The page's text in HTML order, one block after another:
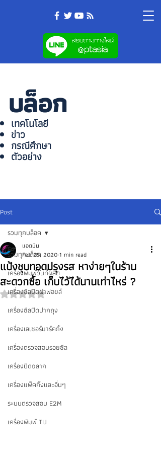
บล็อก
เทคโนโลยี
ข่าว
กรณีศึกษา
ตัวอย่าง
Post
รวมทุกบล็อค
เครื่องพิมพ์วันที่ผลิต
เครื่องซีลปิดฝาฟอยล์
เครื่องซีลปิดปากถุง
เครื่องเลเซอร์มาร์คกิ้ง
เครื่องตรวจสอบรอยซีล
เครื่องปิดฉลาก
เครื่องแพ็คกิ้งและอื่นๆ
ระบบตรวจสอบ E2M
เครื่องพิมพ์ TIJ
รวมทุกบล็อค
แป้งชุบทอดปรุงรส หาง่ายๆในร้าน
สะดวกซื้อ เก็บไว้ได้นานเท่าไหร่ ?
แอดมิน
Feb 25, 2020 1 min read
Rated NaN out of 5 stars.